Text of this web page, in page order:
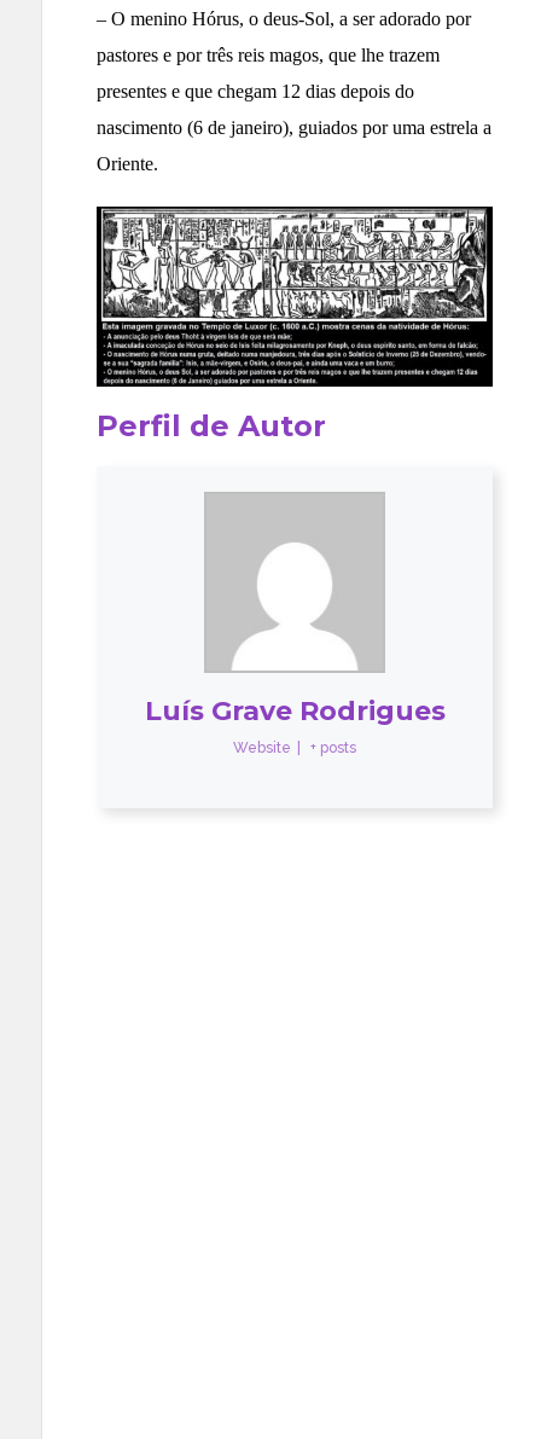
– O menino Hórus, o deus-Sol, a ser adorado por
pastores e por três reis magos, que lhe trazem
presentes e que chegam 12 dias depois do
nascimento (6 de janeiro), guiados por uma estrela a
Oriente.
Perfil de Autor
Luís Grave Rodrigues
Website + posts